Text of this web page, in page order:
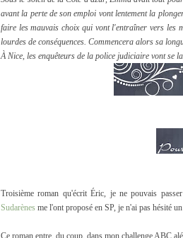
avant la perte de son emploi vont lentement la
faire les mauvais choix qui vont l'entraîner vers les
lourdes de conséquences. Commencera alors sa
À Nice, les enquêteurs de la police judiciaire vont se
Troisième roman qu'écrit Éric, je ne pouvais
Sudarènes me l'ont proposé en SP, je n'ai pas hésité
Ce roman entre, du coup, dans mon challenge ABC